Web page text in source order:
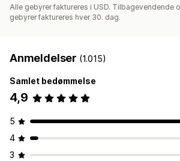
Alle gebyrer faktureres i USD. Tilbagevendende
gebyrer faktureres hver 30. dag.
Anmeldelser (1.015)
Samlet bedømmelse
4,9
5
4
3